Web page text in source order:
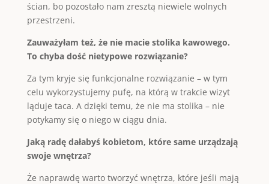
ścian, bo pozostało nam zresztą niewiele wolnych
przestrzeni.
Zauważyłam też, że nie macie stolika kawowego.
To chyba dość nietypowe rozwiązanie?
Za tym kryje się funkcjonalne rozwiązanie – w tym
celu wykorzystujemy pufę, na którą w trakcie wizyt
ląduje taca. A dzięki temu, że nie ma stolika – nie
potykamy się o niego w ciągu dnia.
Jaką radę dałabyś kobietom, które same urządzają
swoje wnętrza?
Że naprawdę warto tworzyć wnętrza, które jeśli mają